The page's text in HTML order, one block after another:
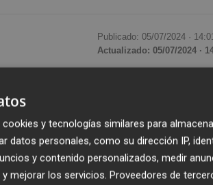
Publicado: 05/07/2024 ·
Actualizado: 05/07/2024 ·
València
de la agricultura, ganadería
a quienes cumplan los requisitos
de la explotación agraria y ganadera
y tecnologías similares para
datos personales, como su dirección IP,
y contenido personalizados, medir
mejorar los servicios. Proveedores de